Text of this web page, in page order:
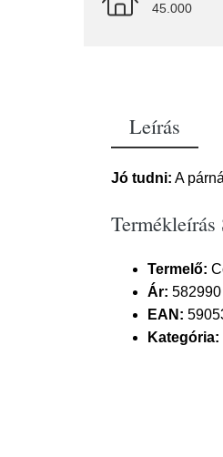
45.000
Leírás
Jó tudni: A
Termelő:
Ár:
EAN:
Kategória: